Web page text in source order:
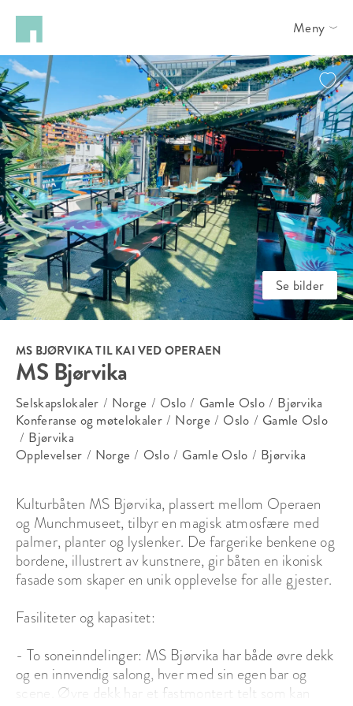
Meny
Se bilder
MS BJØRVIKA TIL KAI VED OPERAEN
MS Bjørvika
Selskapslokaler / Norge / Oslo / Gamle Oslo / Bjørvika
Konferanse og møtelokaler / Norge / Oslo / Gamle Oslo
/ Bjørvika
Opplevelser / Norge / Oslo / Gamle Oslo / Bjørvika
Kulturbåten MS Bjørvika, plassert mellom Operaen
og Munchmuseet, tilbyr en magisk atmosfære med
palmer, planter og lyslenker. De fargerike benkene og
bordene, illustrert av kunstnere, gir båten en ikonisk
fasade som skaper en unik opplevelse for alle gjester.
Fasiliteter og kapasitet:
- To soneinndelinger: MS Bjørvika har både øvre dekk
og en innvendig salong, hver med sin egen bar og
scene. Øvre dekk har et fastmontert telt som kan